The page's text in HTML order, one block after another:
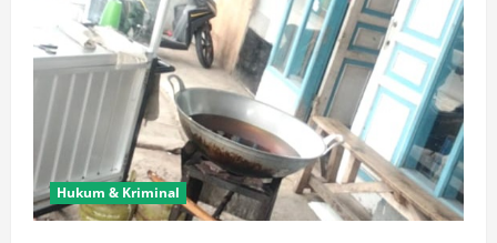
Hukum & Kriminal